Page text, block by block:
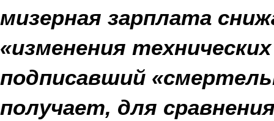
мизерная зарплата
«изменения
подписавший
получает, для